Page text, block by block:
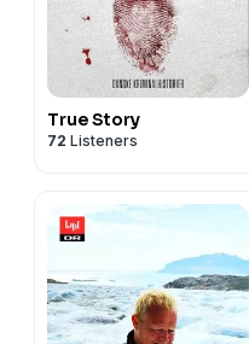
True Story
72 Listeners